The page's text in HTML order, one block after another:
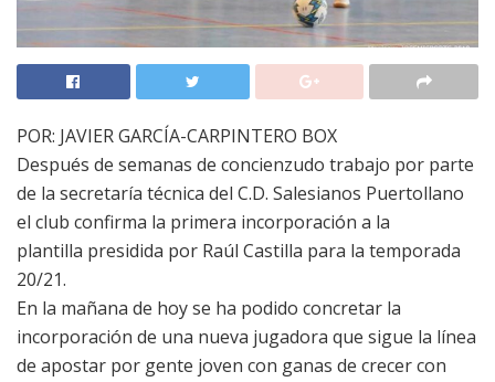
POR: JAVIER GARCÍA-CARPINTERO BOX
Después de semanas de concienzudo trabajo por parte
de la secretaría técnica del C.D. Salesianos Puertollano
el club confirma la primera incorporación a la
plantilla presidida por Raúl Castilla para la temporada
20/21.
En la mañana de hoy se ha podido concretar la
incorporación de una nueva jugadora que sigue la línea
de apostar por gente joven con ganas de crecer con